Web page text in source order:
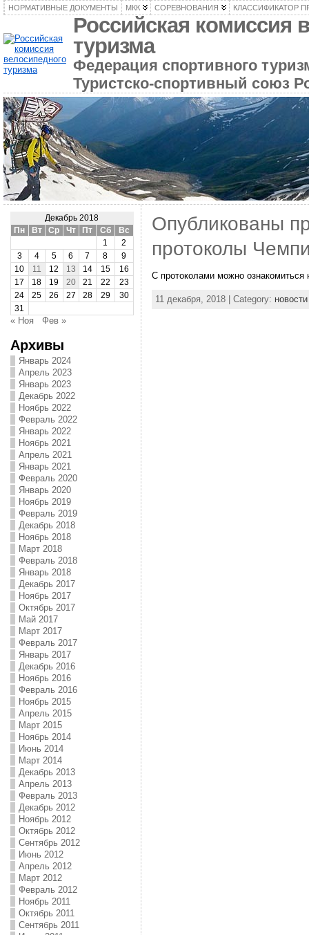
НОРМАТИВНЫЕ ДОКУМЕНТЫ МКК СОРЕВНОВАНИЯ КЛАССИФИКАТОР
Российская комиссия
туризма
Федерация спортивного
Туристско-спортивный союз
Декабрь 2018
Пн
Вт Ср Чт Пт Сб
Вс
1
2
3
4 5 6 7 8
9
10
11 12 13 14 15
16
17
18 19 20 21 22
23
24
25 26 27 28 29
30
31
« Ноя Фев »
Архивы
Январь 2024
Апрель 2023
Январь 2023
Декабрь 2022
Ноябрь 2022
Февраль 2022
Январь 2022
Ноябрь 2021
Апрель 2021
Январь 2021
Февраль 2020
Январь 2020
Ноябрь 2019
Февраль 2019
Декабрь 2018
Ноябрь 2018
Март 2018
Февраль 2018
Январь 2018
Декабрь 2017
Ноябрь 2017
Октябрь 2017
Май 2017
Март 2017
Февраль 2017
Январь 2017
Декабрь 2016
Ноябрь 2016
Февраль 2016
Ноябрь 2015
Апрель 2015
Март 2015
Ноябрь 2014
Июнь 2014
Март 2014
Декабрь 2013
Апрель 2013
Февраль 2013
Декабрь 2012
Ноябрь 2012
Октябрь 2012
Сентябрь 2012
Июнь 2012
Апрель 2012
Март 2012
Февраль 2012
Ноябрь 2011
Октябрь 2011
Сентябрь 2011
Опубликованы
протоколы
С протоколами можно
11 декабря, 2018 | Category: новости